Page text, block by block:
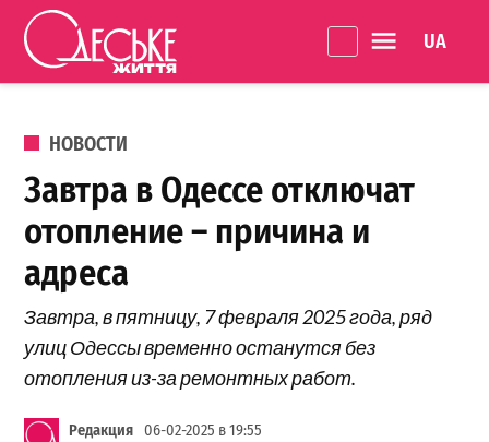
Перейти к содержанию
життя
ОПУБЛИКОВАНО В
НОВОСТИ
Завтра в Одессе отключат
отопление – причина и
адреса
Завтра, в пятницу, 7 февраля 2025 года, ряд
улиц Одессы временно останутся без
отопления из-за ремонтных работ.
Редакция 06-02-2025 в 19:55